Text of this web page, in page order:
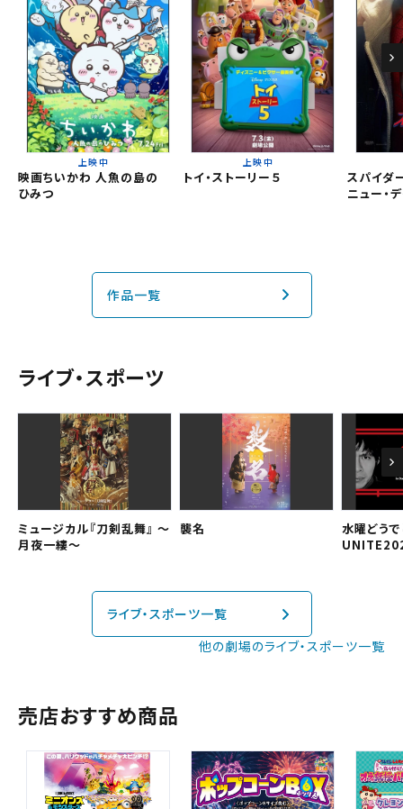
チケットの購入は下記リンクより、ご覧になりたい作品を選
択しご購入ください。
上映スケジュールを確認する
その他の劇場を選ぶ
予約を確認・変更する
予約を確認する
予約を変更する
閉じる
都道府県から選ぶ
北海道
東北
関東
九州
上映中
映画ちいかわ 人魚の島の
ひみつ
上映中
トイ・ストーリー５
スパイダ
ニュー・
作品一覧
ライブ・スポーツ
ミュージカル『刀剣乱舞』 ～
月夜一縷～
襲名
水曜どうで
ライブ・スポーツ一覧
他の劇場のライブ・スポーツ一覧
売店おすすめ商品
閉じる
変更しないで続ける 変更する
閉じる
変更しないで続ける 変更する